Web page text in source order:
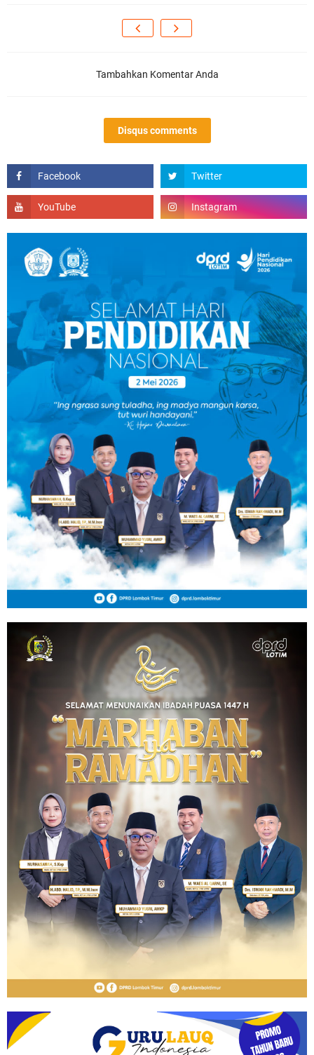
Tambahkan Komentar Anda
Disqus comments